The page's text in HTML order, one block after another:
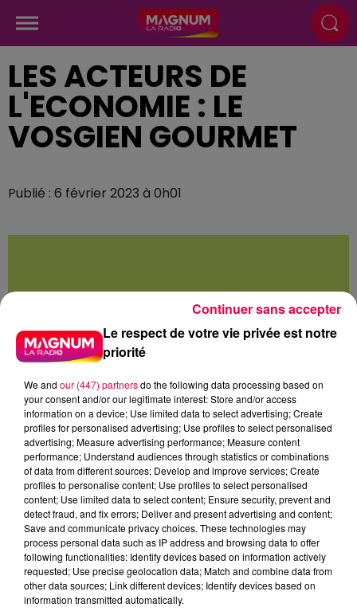
LES ACTEURS DE
L'ECONOMIE : LE
VOSGIEN GOURMET
Publié : 6 février 2023 à 0h01
podcasts/2023/02/PUBLIREPORT-VOSGIEN-
Le respect de votre vie privée est notre
priorité
We and our (447) partnersdo the following data processing based on
your consent and/or our legitimate interest: Store and/or access
information on a device; Use limited data to select advertising; Create
profiles for personalised advertising; Use profiles to select personalised
advertising; Measure advertising performance; Measure content
performance; Understand audiences through statistics or combinations
of data from different sources; Develop and improve services; Create
profiles to personalise content; Use profiles to select personalised
content; Use limited data to select content; Ensure security, prevent and
detect fraud, and fix errors; Deliver and present advertising and content;
Save and communicate privacy choices. These technologies may
process personal data such as IP address and browsing data to offer
following functionalities: Identify devices based on information actively
requested; Use precise geolocation data; Match and combine data from
other data sources; Link different devices; Identify devices based on
information transmitted automatically.
Continuer sans accepter